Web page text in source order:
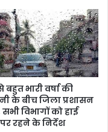
बहुत भारी वर्षा की
के बीच जिला प्रशासन
विभागों को हाई
रहने के निर्देश